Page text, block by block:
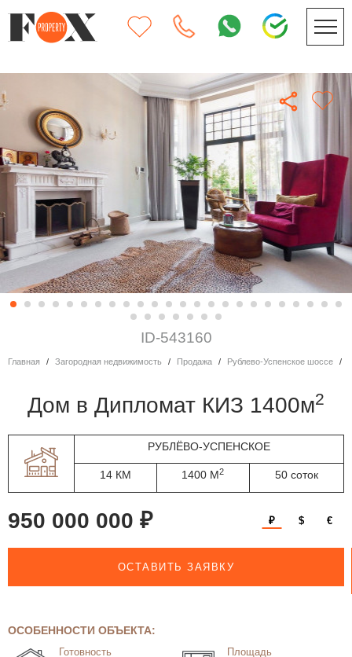
ID-543160
Главная Загородная недвижимость Продажа Рублево-Успенское шоссе
дом в Дипломат КИЗ 1400м2
РУБЛЁВО-УСПЕНСКОЕ
14 КМ 1400 М2 50 соток
950 000 000 ₽ ₽ $ €
ОСТАВИТЬ ЗАЯВКУ
ОСОБЕННОСТИ ОБЪЕКТА:
Готовность Площадь